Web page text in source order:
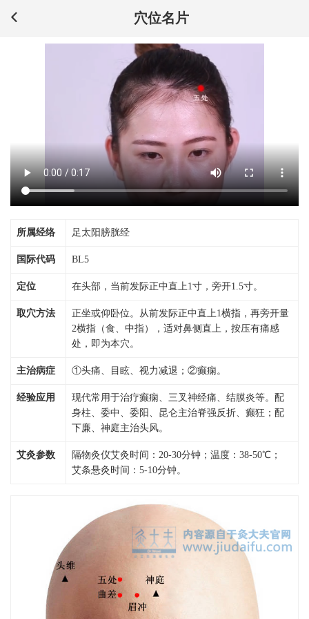
穴位名片
所属经络 足太阳膀胱经
国际代码 BL5
定位 在头部，当前发际正中直上1寸，旁开1.5寸。
取穴方法
正坐或仰卧位。从前发际正中直上1横指，再旁开量
2横指（食、中指），适对鼻侧直上，按压有痛感
处，即为本穴。
主治病症 ①头痛、目眩、视力减退；②癫痫。
经验应用
现代常用于治疗癫痫、三叉神经痛、结膜炎等。配
身柱、委中、委阳、昆仑主治脊强反折、癫狂；配
下廉、神庭主治头风。
艾灸参数
隔物灸仪艾灸时间：20-30分钟；温度：38-50℃；
艾条悬灸时间：5-10分钟。